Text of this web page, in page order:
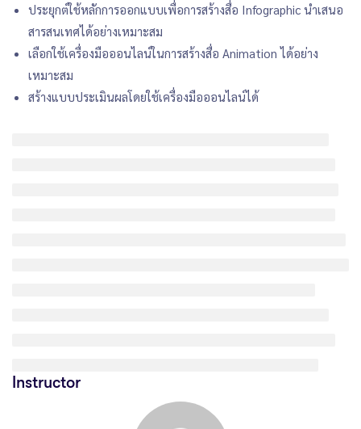
ประยุกต์ใช้หลักการออกแบบเพื่อการสร้างสื่อ Infographic นำเสนอ
สารสนเทศได้อย่างเหมาะสม
เลือกใช้เครื่องมือออนไลน์ในการสร้างสื่อ Animation ได้อย่าง
เหมาะสม
สร้างแบบประเมินผลโดยใช้เครื่องมือออนไลน์ได้
Instructor